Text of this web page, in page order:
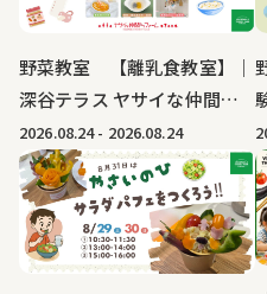
野菜教室 【離乳食教室】｜
深谷テラス ヤサイな仲間た
ちファーム
2026.08.24- 2026.08.24